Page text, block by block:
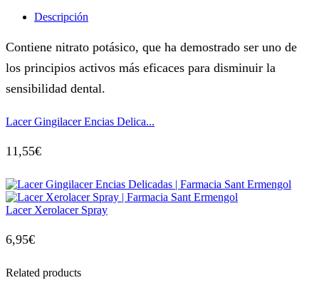
Descripción
Contiene nitrato potásico, que ha demostrado ser uno de
los principios activos más eficaces para disminuir la
sensibilidad dental.
Lacer Gingilacer Encias Delica...
11,55€
Lacer Xerolacer Spray
6,95€
Related products